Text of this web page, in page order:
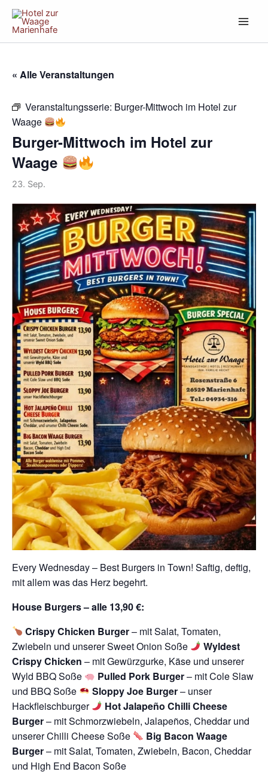
Zum
Inhalt
springen
« Alle Veranstaltungen
Veranstaltungsserie: Burger-Mittwoch im Hotel zur
Waage
Burger-Mittwoch im Hotel zur
Waage
23. Sep.
Every Wednesday – Best Burgers in Town! Saftig, deftig,
mit allem was das Herz begehrt.
House Burgers – alle 13,90 €:
Crispy Chicken Burger– mit Salat, Tomaten,
Zwiebeln und unserer Sweet Onion Soße
Wyldest
Crispy Chicken – mit Gewürzgurke, Käse und unserer
Wyld BBQ Soße
Pulled Pork Burger– mit Cole Slaw
und BBQ Soße
Sloppy Joe Burger– unser
Hackfleischburger
Hot Jalapeño Chilli Cheese
Burger– mit Schmorzwiebeln, Jalapeños, Cheddar und
unserer Chilli Cheese Soße
Big Bacon Waage
Burger– mit Salat, Tomaten, Zwiebeln, Bacon, Cheddar
und High End Bacon Soße